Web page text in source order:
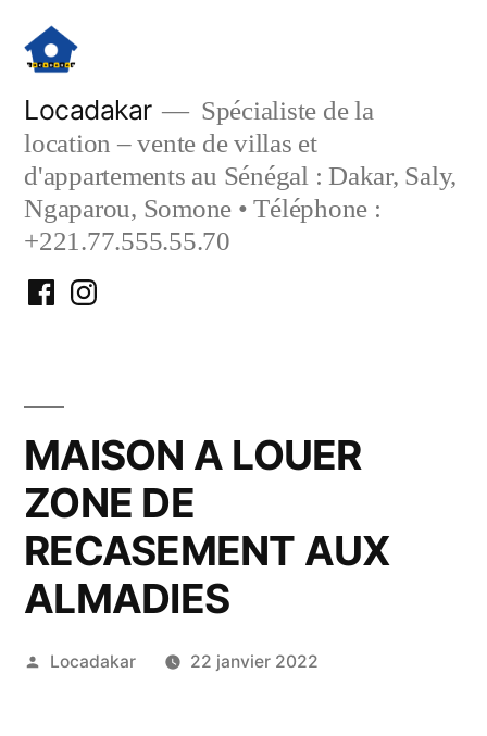
contenu
Locadakar
Spécialiste de la
location – vente de villas et
d'appartements au Sénégal : Dakar, Saly,
Ngaparou, Somone • Téléphone :
+221.77.555.55.70
FacebookInstagram
MAISON A LOUER
ZONE DE
RECASEMENT AUX
ALMADIES
Publié
Locadakar 22 janvier 2022